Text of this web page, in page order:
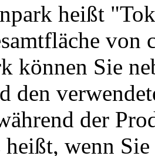
heißt
von
können Sie
den
der
wenn